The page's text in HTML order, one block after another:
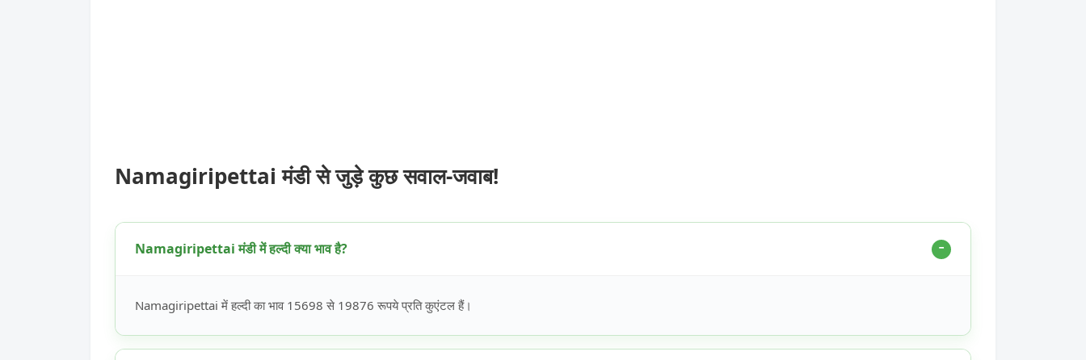
Namagiripettai मंडी से जुड़े कुछ सवाल-जवाब!
Namagiripettai मंडी में हल्दी क्या भाव है?
Namagiripettai में हल्दी का भाव 15698 से 19876 रूपये प्रति कुएंटल हैं।